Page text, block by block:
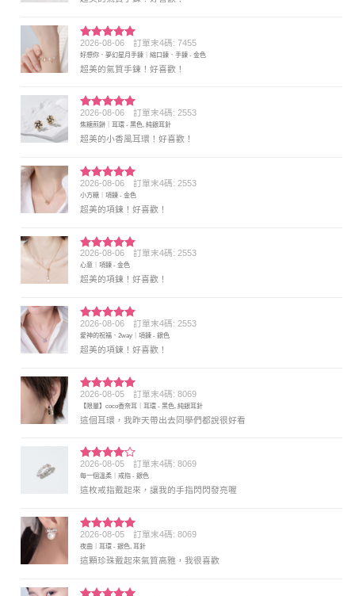
評分5滿
分 5
2026-08-06 訂單末4碼: 7455
好想你．夢幻星月手鍊｜縮口鍊．手鍊 - 金色
超美的氣質手鍊！好喜歡！
評分5 滿
分 5
2026-08-06 訂單末4碼: 2553
焦糖煎餅｜耳環 - 黑色, 純銀耳針
超美的小香風耳環！好喜歡！
評分5 滿
分 5
2026-08-06 訂單末4碼: 2553
小方糖｜項鍊 - 金色
超美的項鍊！好喜歡！
評分5 滿
分 5
2026-08-06 訂單末4碼: 2553
心意｜項鍊 - 金色
超美的項鍊！好喜歡！
評分5 滿
分 5
2026-08-06 訂單末4碼: 2553
愛神的祝福．2way｜項鍊 - 銀色
超美的項鍊！好喜歡！
評分5滿
分 5
2026-08-05 訂單末4碼: 8069
【限量】coco香奈耳｜耳環 - 黑色, 純銀耳針
這個耳環，我昨天帶出去同學們都說很好看
評分4
滿分 5
2026-08-05 訂單末4碼: 8069
每一個溫柔｜戒指 - 銀色
這枚戒指戴起來，讓我的手指閃閃發亮喔
評分5 滿
分 5
2026-08-05 訂單末4碼: 8069
夜曲｜耳環 - 銀色, 耳針
這顆珍珠戴起來氣質高雅，我很喜歡